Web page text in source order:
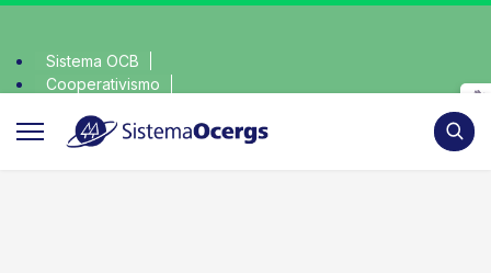
Sistema OCB
Cooperativismo